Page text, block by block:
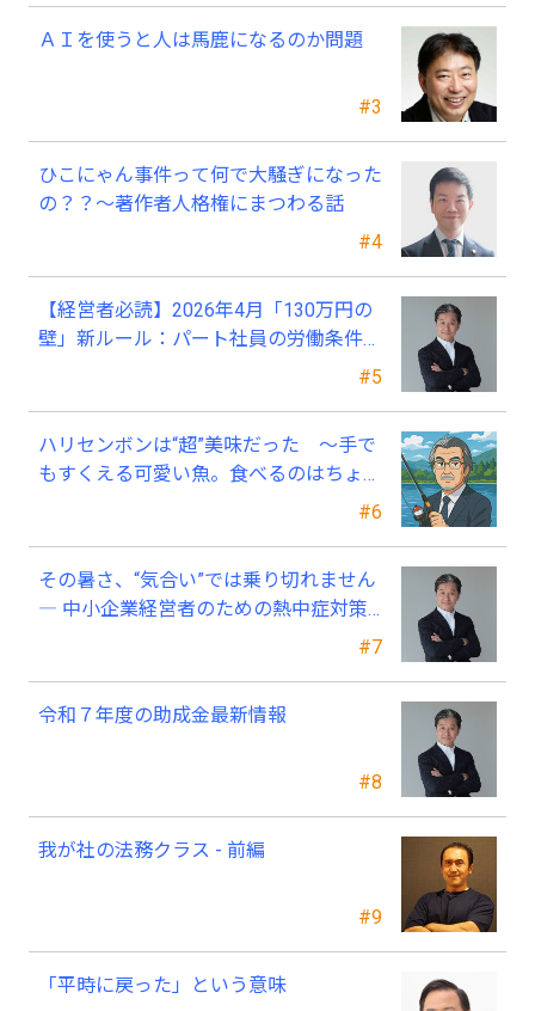
#3
ＡＩを使うと人は馬鹿になるのか問題
#4
ひこにゃん事件って何で大騒ぎになった
の？？～著作者人格権にまつわる話
#5
【経営者必読】2026年4月「130万円の
壁」新ルール：パート社員の労働条件通
#6
ハリセンボンは“超”美味だった ～手で
もすくえる可愛い魚。食べるのはちょっ
#7
その暑さ、“気合い”では乗り切れません
― 中小企業経営者のための熱中症対策
#8
令和７年度の助成金最新情報
#9
我が社の法務クラス - 前編
「平時に戻った」という意味